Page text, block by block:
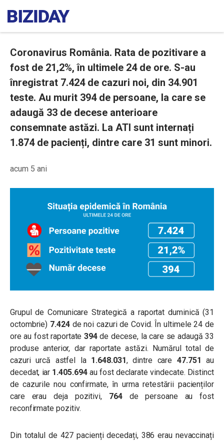
Coronavirus România. Rata de pozitivare a
fost de 21,2%, în ultimele 24 de ore. S-au
înregistrat 7.424 de cazuri noi, din 34.901
teste. Au murit 394 de persoane, la care se
adaugă 33 de decese anterioare
consemnate astăzi. La ATI sunt internați
1.874 de pacienți, dintre care 31 sunt minori.
acum 5 ani
Grupul de Comunicare Strategică a raportat duminică (31
octombrie) 7.424de noi cazuri de Covid. În ultimele 24 de
ore au fost raportate 394de decese, la care se adaugă 33
produse anterior, dar raportate astăzi. Numărul total de
cazuri urcă astfel la 1.648.031, dintre care 47.751 au
decedat, iar 1.405.694au fost declarate vindecate. Distinct
de cazurile nou confirmate, în urma retestării pacienților
care erau deja pozitivi, 764de persoane au fost
reconfirmate pozitiv.
Din totalul de 427 pacienți decedați, 386 erau nevaccinați